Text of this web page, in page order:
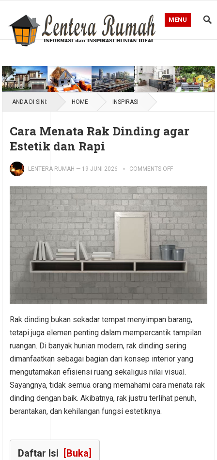
MENU
ANDA DI SINI: HOME INSPIRASI
Cara Menata Rak Dinding agar
Estetik dan Rapi
LENTERA RUMAH — 19 JUNI 2026 COMMENTS OFF
Rak dinding bukan sekadar tempat menyimpan barang,
tetapi juga elemen penting dalam mempercantik tampilan
ruangan. Di banyak hunian modern, rak dinding sering
dimanfaatkan sebagai bagian dari konsep interior yang
mengutamakan efisiensi ruang sekaligus nilai visual.
Sayangnya, tidak semua orang memahami cara menata rak
dinding dengan baik. Akibatnya, rak justru terlihat penuh,
berantakan, dan kehilangan fungsi estetiknya.
Daftar Isi [Buka]